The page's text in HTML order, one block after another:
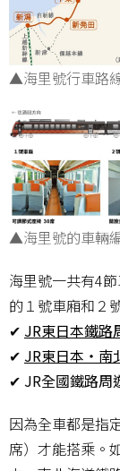
▲海里號行車路
▲海里號的車輛
海里號一共有4
的１號車廂和２
✔ JR東日本鐵路
✔ JR東日本・南
✔ JR全國鐵路周
因為全車都是指
席）才能搭乘。